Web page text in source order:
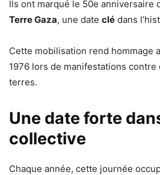
Ils ont marqué le 50e anniversaire
Terre Gaza, une date clé dans
Cette mobilisation rend hommage
1976 lors de manifestations
terres.
Une date forte
collective
Chaque année, cette journée